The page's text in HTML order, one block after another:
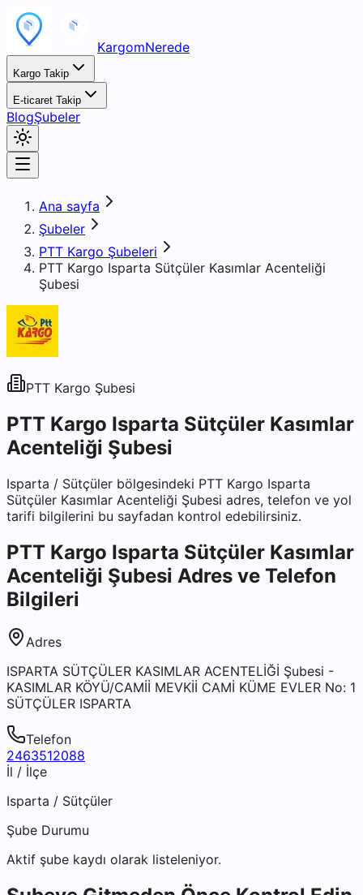
KargomNerede
Kargo Takip
E-ticaret Takip
BlogŞubeler
Ana sayfa
Şubeler
PTT Kargo Şubeleri
PTT Kargo Isparta Sütçüler Kasımlar Acenteliği
Şubesi
PTT Kargo Şubesi
PTT Kargo Isparta Sütçüler Kasımlar
Acenteliği Şubesi
Isparta / Sütçüler bölgesindeki PTT Kargo Isparta
Sütçüler Kasımlar Acenteliği Şubesi adres, telefon ve yol
tarifi bilgilerini bu sayfadan kontrol edebilirsiniz.
PTT Kargo Isparta Sütçüler Kasımlar
Acenteliği Şubesi Adres ve Telefon
Bilgileri
Adres
ISPARTA SÜTÇÜLER KASIMLAR ACENTELİĞİ Şubesi -
KASIMLAR KÖYÜ/CAMİİ MEVKİİ CAMİ KÜME EVLER No: 1
SÜTÇÜLER ISPARTA
Telefon
2463512088
İl / İlçe
Isparta / Sütçüler
Şube Durumu
Aktif şube kaydı olarak listeleniyor.